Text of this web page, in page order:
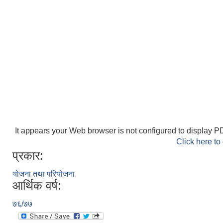
It appears your Web browser is not configured to display
Click here
प्रकार:
योजना तथा परियोजना
आर्थिक वर्ष:
७६/७७